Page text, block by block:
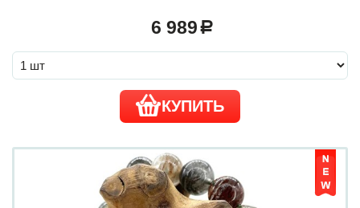
6 989 a
КУПИТЬ